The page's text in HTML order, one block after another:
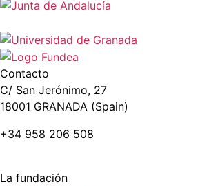
Contacto
C/ San Jerónimo, 27
18001 GRANADA (Spain)
+34 958 206 508
La fundación